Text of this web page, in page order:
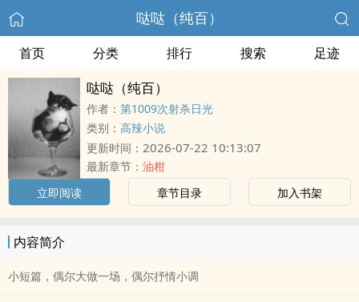
哒哒（纯百）
首页 分类 排行 搜索 足迹
哒哒（纯百）
作者： 第1009次射杀日光
类别： 高辣小说
更新时间： 2026-07-22 10:13:07
最新章节： 油柑
立即阅读
章节目录 加入书架
内容简介
小短篇，偶尔大做一场，偶尔抒情小调